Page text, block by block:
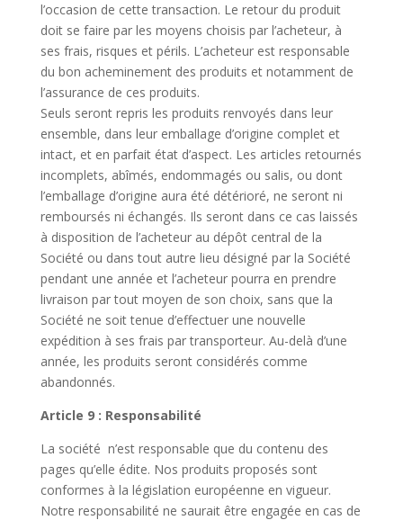
l’occasion de cette transaction. Le retour du produit
doit se faire par les moyens choisis par l’acheteur, à
ses frais, risques et périls. L’acheteur est responsable
du bon acheminement des produits et notamment de
l’assurance de ces produits.
Seuls seront repris les produits renvoyés dans leur
ensemble, dans leur emballage d’origine complet et
intact, et en parfait état d’aspect. Les articles retournés
incomplets, abîmés, endommagés ou salis, ou dont
l’emballage d’origine aura été détérioré, ne seront ni
remboursés ni échangés. Ils seront dans ce cas laissés
à disposition de l’acheteur au dépôt central de la
Société ou dans tout autre lieu désigné par la Société
pendant une année et l’acheteur pourra en prendre
livraison par tout moyen de son choix, sans que la
Société ne soit tenue d’effectuer une nouvelle
expédition à ses frais par transporteur. Au-delà d’une
année, les produits seront considérés comme
abandonnés.
Article 9 : Responsabilité
La société n’est responsable que du contenu des
pages qu’elle édite. Nos produits proposés sont
conformes à la législation européenne en vigueur.
Notre responsabilité ne saurait être engagée en cas de